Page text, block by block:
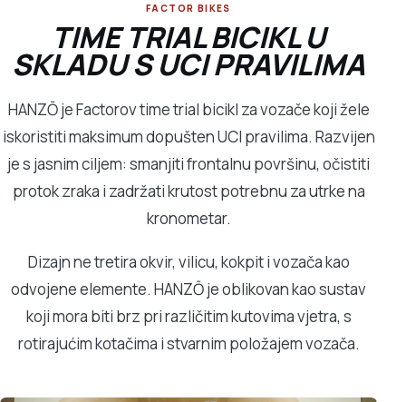
FACTOR BIKES
TIME TRIAL BICIKL U
SKLADU S UCI PRAVILIMA
HANZŌ je Factorov time trial bicikl za vozače koji žele
iskoristiti maksimum dopušten UCI pravilima. Razvijen
je s jasnim ciljem: smanjiti frontalnu površinu, očistiti
protok zraka i zadržati krutost potrebnu za utrke na
kronometar.
Dizajn ne tretira okvir, vilicu, kokpit i vozača kao
odvojene elemente. HANZŌ je oblikovan kao sustav
koji mora biti brz pri različitim kutovima vjetra, s
rotirajućim kotačima i stvarnim položajem vozača.